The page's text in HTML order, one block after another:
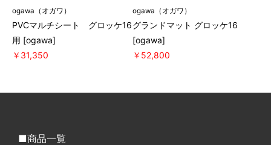
ogawa（オガワ）
PVCマルチシート グロッケ16
用 [ogawa]
￥31,350
ogawa（オガワ）
グランドマット グロッケ16
[ogawa]
￥52,800
商品一覧